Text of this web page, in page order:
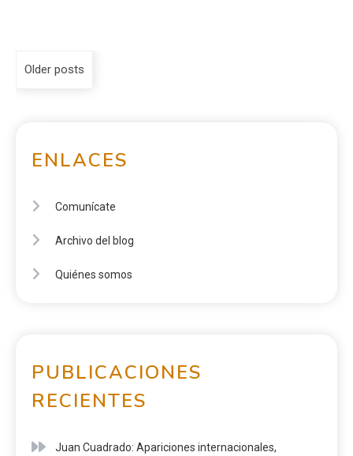
Older posts
ENLACES
Comunícate
Archivo del blog
Quiénes somos
PUBLICACIONES
RECIENTES
Juan Cuadrado: Apariciones internacionales,